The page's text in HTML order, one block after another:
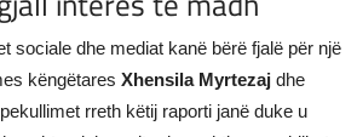
sociale dhe mediat kanë bërë fjalë për një
këngëtares Xhensila Myrtezaj dhe
rreth këtij raporti janë duke u